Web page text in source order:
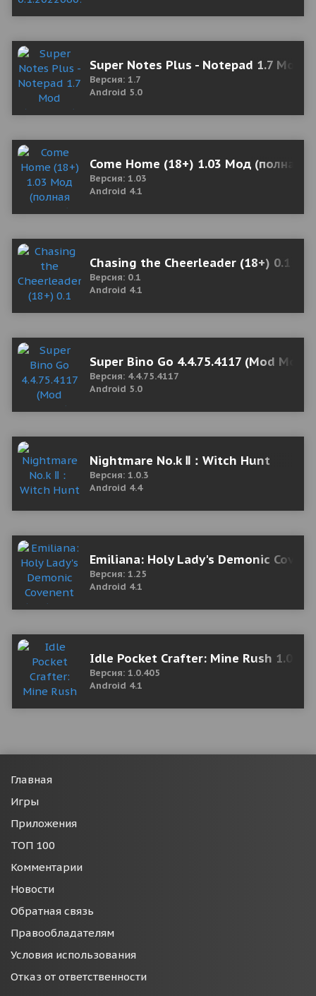
Super Notes Plus - Notepad 1.7 Mod
Версия: 1.7
Android 5.0
Come Home (18+) 1.03 Мод (полная
Версия: 1.03
Android 4.1
Chasing the Cheerleader (18+) 0.1
Версия: 0.1
Android 4.1
Super Bino Go 4.4.75.4117 (Mod
Версия: 4.4.75.4117
Android 5.0
Nightmare No.k Ⅱ：Witch Hunt
Версия: 1.0.3
Android 4.4
Emiliana: Holy Lady's Demonic
Версия: 1.25
Android 4.1
Idle Pocket Crafter: Mine Rush
Версия: 1.0.405
Android 4.1
Главная
Игры
Приложения
ТОП 100
Комментарии
Новости
Обратная связь
Правообладателям
Условия использования
Отказ от ответственности